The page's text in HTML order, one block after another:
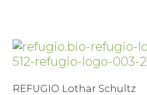
REFUGIO Lothar Schultz